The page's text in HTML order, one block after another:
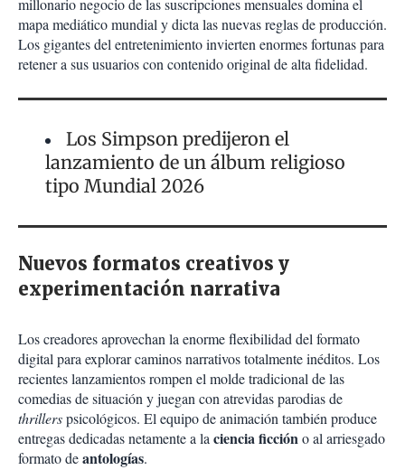
millonario negocio de las suscripciones mensuales domina el
mapa mediático mundial y dicta las nuevas reglas de producción.
Los gigantes del entretenimiento invierten enormes fortunas para
retener a sus usuarios con contenido original de alta fidelidad.
Los Simpson predijeron el
lanzamiento de un álbum religioso
tipo Mundial 2026
Nuevos formatos creativos y
experimentación narrativa
Los creadores aprovechan la enorme flexibilidad del formato
digital para explorar caminos narrativos totalmente inéditos. Los
recientes lanzamientos rompen el molde tradicional de las
comedias de situación y juegan con atrevidas parodias de
thrillerspsicológicos. El equipo de animación también produce
entregas dedicadas netamente a laciencia ficcióno al arriesgado
formato deantologías.